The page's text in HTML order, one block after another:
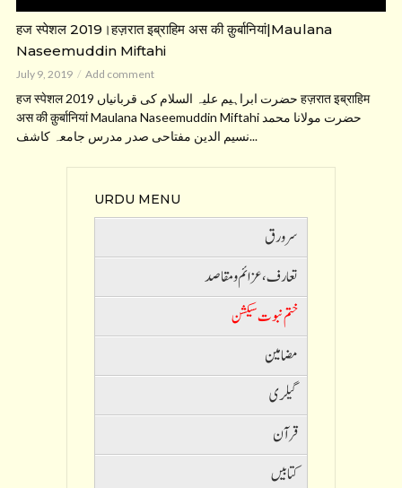
हज स्पेशल 2019।हज़रात इब्राहिम अस की क़ुर्बानियां|Maulana
Naseemuddin Miftahi
July 9, 2019 Add comment
हज स्पेशल 2019 حضرت ابراہیم علیہ السلام کی قربانیاں हज़रात इब्राहिम
अस की क़ुर्बानियां Maulana Naseemuddin Miftahi حضرت مولانا محمد
نسیم الدین مفتاحی صدر مدرس جامعہ کاشف...
URDU MENU
سرورق
تعارف ،عزائم و مقاصد
ختم نبوت سیکشن
مضامین
گیلری
قرآن
کتابیں